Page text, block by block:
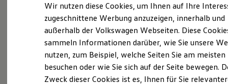
Elektroautos
ID. Tutorials
Elektrofahrzeugkonzepte
Reichweite
Reichweite der ID. Modelle
Reichweite im Winter
(Impressum & Rechtliches)
Wir nutzen diese Cookies, um Ihnen auf Ihre
zugeschnittene Werbung anzuzeigen, innerhalb und
außerhalb der Volkswagen Webseiten. Diese
sammeln Informationen darüber, wie Sie unsere
nutzen, zum Beispiel, welche Seiten Sie am meisten
besuchen oder wie Sie sich auf der Seite bewegen.
Zweck dieser Cookies ist es, Ihnen für Sie